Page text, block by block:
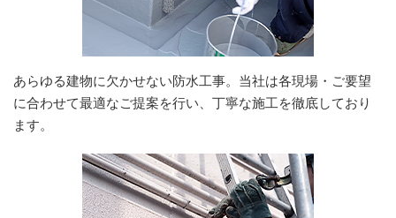
あらゆる建物に欠かせない防水工事。当社は各現場・ご要望
に合わせて最適なご提案を行い、丁寧な施工を徹底しており
ます。